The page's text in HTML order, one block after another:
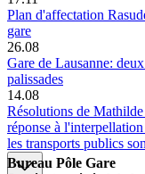
Plan d'affectation
gare
26.08
Gare de Lausanne:
palissades
14.08
Résolutions de
réponse à
les transports publics
Bureau Pôle Gare